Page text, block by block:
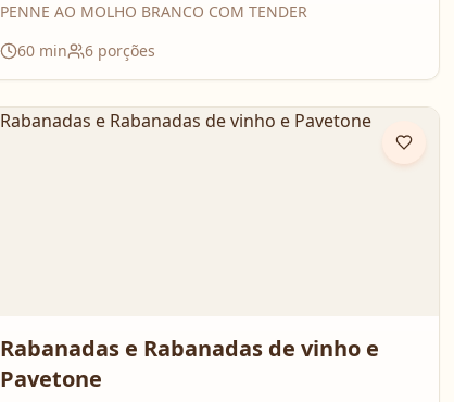
PENNE AO MOLHO BRANCO COM TENDER
60 min 6 porções
Rabanadas e Rabanadas de vinho e
Pavetone